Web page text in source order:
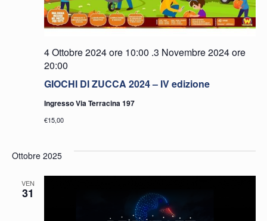
GIOCHI DI ZUCCA 2024 – IV edizione
4 Ottobre 2024 ore 10:00 .3 Novembre 2024 ore
20:00
Ingresso Via Terracina 197
€15,00
Ottobre 2025
VEN
31